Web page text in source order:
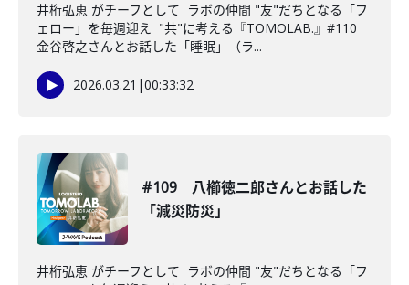
井桁弘恵 がチーフとして ラボの仲間 "友"だちとなる「フ
ェロー」を毎週迎え "共"に考える『TOMOLAB.』#110
金谷啓之さんとお話した「睡眠」（ラ...
2026.03.21 |00:33:32
#109 八櫛徳二郎さんとお話した
「減災防災」
井桁弘恵 がチーフとして ラボの仲間 "友"だちとなる「フ